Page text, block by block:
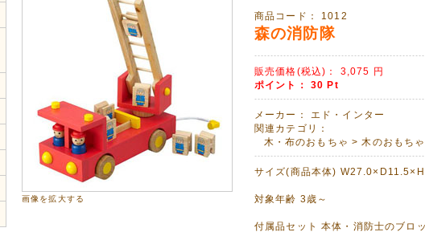
可愛らしい今年の秋冬モノ人気です♡
サイズが揃っているうちにどうぞ❤(ӦvӦ。)
【ampersand】ボアショートブーツ発売開始!
履きやすくて暖かい!この冬のマストアイテムです。^^
2017年08月30日
【CHILD CHAMP】ガールズ水着&ラッシュガードさらにお値下げ!!
激安60%OFF!1,426円(税込)にお値下げしました。
2017年08月29日
早くも秋物30%OFF!
画像を拡大する
商品コード： 1012
森の消防隊
販売価格(税込)： 3,075 円
ポイント： 30Pt
メーカー：
エド・インター
関連カテゴリ：
木・布のおもちゃ > 木のおもちゃ
サイズ(商品本体)
対象年齢 3歳～
付属品セット 本体・消防士のブロ